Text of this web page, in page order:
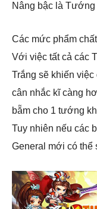
Nâng bậc là Tướng
Các mức phẩm
Với việc tất cả các
Trắng sẽ khiến
cân nhắc kĩ càng
bẵm cho 1 tướng
Tuy nhiên nếu các
General mới có thể